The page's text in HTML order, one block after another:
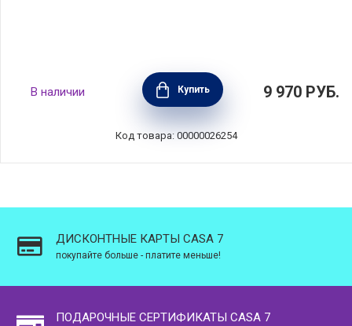
Чаша Riviera 22 см, материал керамика, цвет
зеленый, Costa Nova, Португалия, VEP223-
TMT(VEP223-01520E)
В наличии Купить 9 970 РУБ.
Код товара: 00000026254
ДИСКОНТНЫЕ КАРТЫ CASA 7
покупайте больше - платите меньше!
ПОДАРОЧНЫЕ СЕРТИФИКАТЫ CASA 7